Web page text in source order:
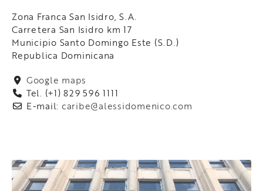
Zona Franca San Isidro, S.A.
Carretera San Isidro km 17
Municipio Santo Domingo Este (S.D.)
Republica Dominicana
Google maps
Tel. (+1) 829 596 1111
E-mail: caribe@alessidomenico.com